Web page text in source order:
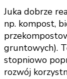
Juka dobrze
np. kompost,
gruntowych).
stopniowo
rozwój